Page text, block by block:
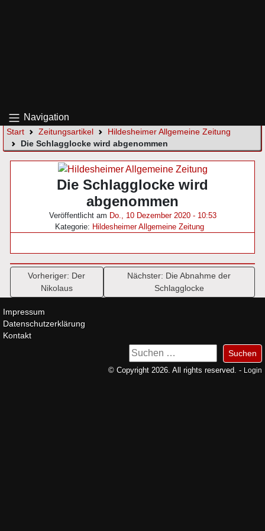
Navigation
Start Zeitungsartikel
Hildesheimer Allgemeine Zeitung
Die Schlagglocke wird abgenommen
Die Schlagglocke wird
abgenommen
Veröffentlicht am Do., 10 Dezember 2020 - 10:53
Kategorie: Hildesheimer Allgemeine Zeitung
Beitragsnavigation
Vorheriger: Der
Nikolaus
Nächster: Die Abnahme der
Schlagglocke
Impressum
Datenschutzerklärung
Kontakt
Suchen
nach:
© Copyright 2026. All rights reserved. - Login